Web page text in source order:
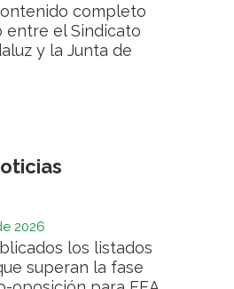
completo
entre el Sindicato
y la Junta de
2026
los listados
superan la fase